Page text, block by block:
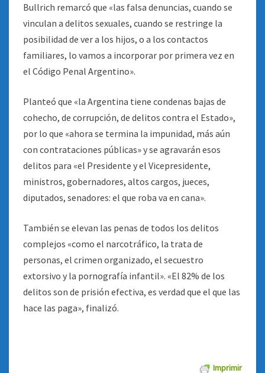
Bullrich remarcó que «las falsa denuncias, cuando se
vinculan a delitos sexuales, cuando se restringe la
posibilidad de ver a los hijos, o a los contactos
familiares, lo vamos a incorporar por primera vez en
el Código Penal Argentino».
Planteó que «la Argentina tiene condenas bajas de
cohecho, de corrupción, de delitos contra el Estado»,
por lo que «ahora se termina la impunidad, más aún
con contrataciones públicas» y se agravarán esos
delitos para «el Presidente y el Vicepresidente,
ministros, gobernadores, altos cargos, jueces,
diputados, senadores: el que roba va en cana».
También se elevan las penas de todos los delitos
complejos «como el narcotráfico, la trata de
personas, el crimen organizado, el secuestro
extorsivo y la pornografía infantil». «El 82% de los
delitos son de prisión efectiva, es verdad que el que las
hace las paga», finalizó.
Imprimir